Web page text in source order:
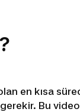
en kısa
Bu